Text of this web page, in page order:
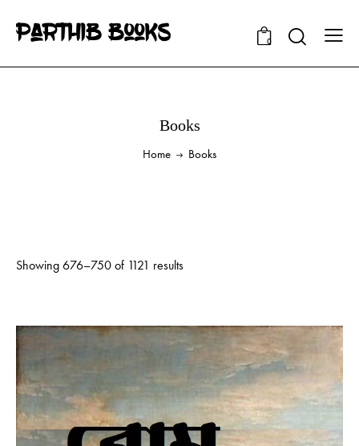
0
Books
Home Books
Showing 676–750 of 1121 results